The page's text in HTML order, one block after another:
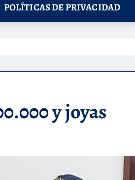
POLÍTICAS DE PRIVACIDAD
y joyas